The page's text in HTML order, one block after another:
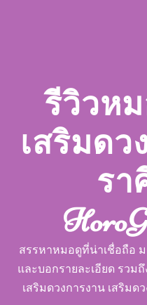
รีวิวห
เสริมดว
รา
สรรหาหมอดูที่น่าเชื่อถือ
และบอกรายละเอียด รวม
เสริมดวงการงาน เสริมด